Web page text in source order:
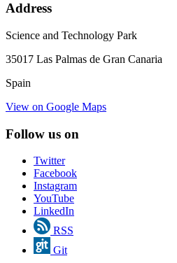
Address
Science and Technology Park
35017 Las Palmas de Gran Canaria
Spain
View on Google Maps
Follow us on
Twitter
Facebook
Instagram
YouTube
LinkedIn
RSS
Git